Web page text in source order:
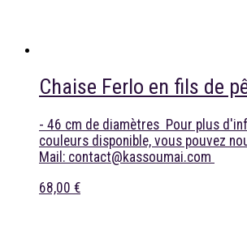
Chaise Ferlo en fils de
- 46 cm de diamètres Pour plus
couleurs disponible, vous pouvez
Mail: contact@kassoumai.com
68,00 €